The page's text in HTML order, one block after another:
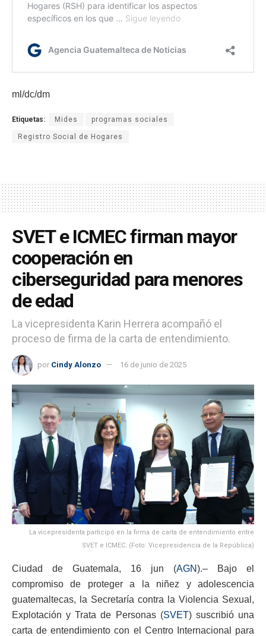
ml/dc/dm
Etiquetas: Mides programas sociales
Registro Social de Hogares
SVET e ICMEC firman mayor
cooperación en
ciberseguridad para menores
de edad
La vicepresidenta Karin Herrera acompañó el
proceso de firma de la carta de entendimiento.
por Cindy Alonzo 16 de junio de 2025
La vicepresidenta participó en la firma de carta de entendimiento entre
SVET e ICMEC. (Foto: Vicepresidencia de la República)
Ciudad de Guatemala, 16 jun (AGN).– Bajo el
compromiso de proteger a la niñez y adolescencia
guatemaltecas, la Secretaría contra la Violencia Sexual,
Explotación y Trata de Personas (SVET) suscribió una
carta de entendimiento con el Centro Internacional para